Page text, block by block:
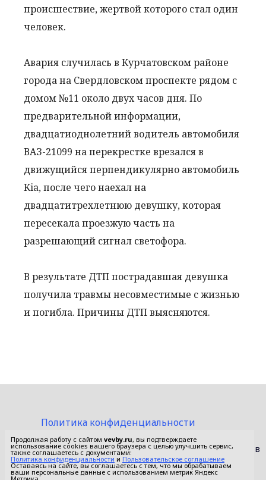
происшествие, жертвой которого стал один
человек.
Авария случилась в Курчатовском районе
города на Свердловском проспекте рядом с
домом №11 около двух часов дня. По
предварительной информации,
двадцатиоднолетний водитель автомобиля
ВАЗ-21099 на перекрестке врезался в
движущийся перпендикулярно автомобиль
Kia, после чего наехал на
двадцатитрехлетнюю девушку, которая
пересекала проезжую часть на
разрешающий сигнал светофора.
В результате ДТП пострадавшая девушка
получила травмы несовместимые с жизнью
и погибла. Причины ДТП выясняются.
Политика конфиденциальности
Пользовательское соглашение
© 2015-2026 Сетевое издание «Фактом». Зарегистрировано в
Федеральной службе по надзору в сфере связи,
информационных технологий и массовых коммуникаций
Продолжая работу с сайтом vevby.ru, вы подтверждаете
использование cookies вашего браузера с целью улучшить сервис,
также соглашаетесь с документами:
Политика конфиденциальности и Пользовательское соглашение
Оставаясь на сайте, вы соглашаетесь с тем, что мы обрабатываем
ваши персональные данные с использованием метрик Яндекс